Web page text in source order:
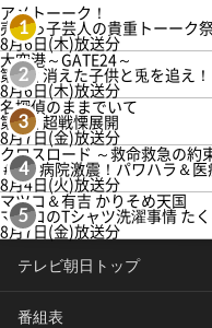
1
アメトーーク！
売れっ子芸人の貴重トーーク
8月6日(木)放送分
2
大空港～GATE24～
第3話 消えた子供と兎を追え！
8月6日(木)放送分
3
名探偵のままでいて
第4話 超戦慄展開
8月7日(金)放送分
4
クロスロード ～救命救急の約
＃5 病院激震！パワハラ＆医
8月4日(火)放送分
5
マツコ＆有吉 かりそめ天国
マツコのTシャツ洗濯事情 た
8月7日(金)放送分
テレビ朝日トップ
番組表